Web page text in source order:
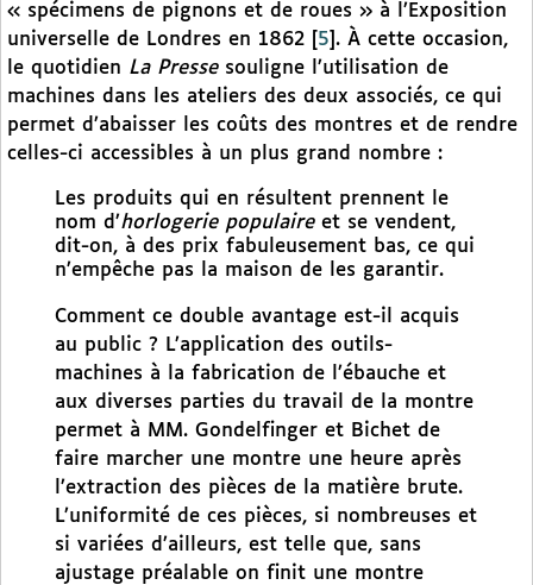
« spécimens de pignons et de roues » à l’Exposition
universelle de Londres en 1862
5 . À cette occasion,
le quotidien La Presse souligne l’utilisation de
machines dans les ateliers des deux associés, ce qui
permet d’abaisser les coûts des montres et de rendre
celles-ci accessibles à un plus grand nombre :
Les produits qui en résultent prennent le
nom d’horlogerie populaireet se vendent,
dit-on, à des prix fabuleusement bas, ce qui
n’empêche pas la maison de les garantir.
Comment ce double avantage est-il acquis
au public ? L’application des outils-
machines à la fabrication de l’ébauche et
aux diverses parties du travail de la montre
permet à MM. Gondelfinger et Bichet de
faire marcher une montre une heure après
l’extraction des pièces de la matière brute.
L’uniformité de ces pièces, si nombreuses et
si variées d’ailleurs, est telle que, sans
ajustage préalable on finit une montre